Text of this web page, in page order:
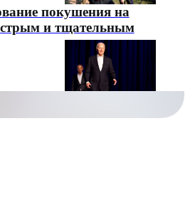
покушения на
и тщательным